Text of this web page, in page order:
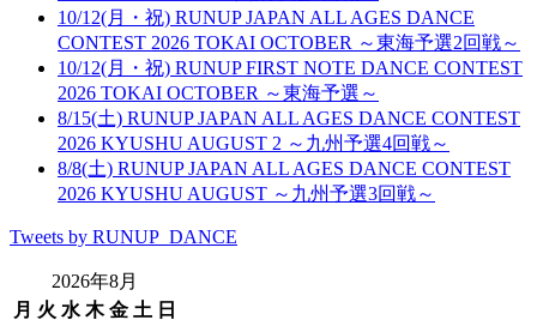
10/12(月・祝) RUNUP JAPAN ALL AGES DANCE
CONTEST 2026 TOKAI OCTOBER ～東海予選2回戦～
10/12(月・祝) RUNUP FIRST NOTE DANCE CONTEST
2026 TOKAI OCTOBER ～東海予選～
8/15(土) RUNUP JAPAN ALL AGES DANCE CONTEST
2026 KYUSHU AUGUST 2 ～九州予選4回戦～
8/8(土) RUNUP JAPAN ALL AGES DANCE CONTEST
2026 KYUSHU AUGUST ～九州予選3回戦～
Tweets by RUNUP_DANCE
2026年8月
月 火 水 木 金 土 日